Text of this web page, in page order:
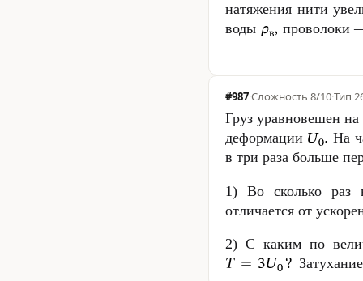
натяжения нити
воды
проволоки
#987·Сложность 8/10·Тип
Груз уравновешен
деформации
На
в три раза больше
1) Во сколько раз
отличается от
2) С каким по